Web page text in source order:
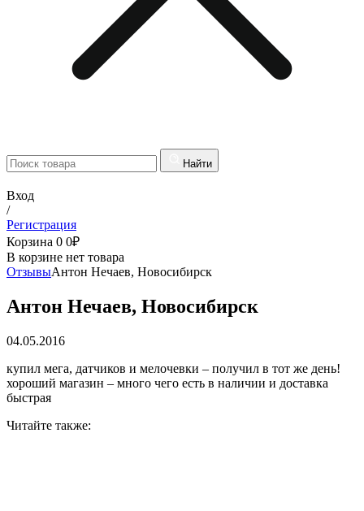
Найти
Вход
/
Регистрация
Корзина 0 0₽
В корзине нет товара
ОтзывыАнтон Нечаев, Новосибирск
Антон Нечаев, Новосибирск
04.05.2016
купил мега, датчиков и мелочевки – получил в тот же день!
хороший магазин – много чего есть в наличии и доставка
быстрая
Читайте также: